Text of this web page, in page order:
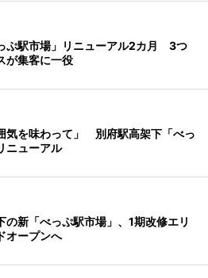
ぷ駅市場」リニューアル2カ月 3つ
が集客に一役
気を味わって」 別府駅高架下「べっ
ニューアル
の新「べっぷ駅市場」、1期改修エリ
オープンへ